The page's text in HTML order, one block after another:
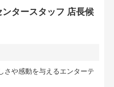
ンタースタッフ 店長候
や感動を与えるエンターテ